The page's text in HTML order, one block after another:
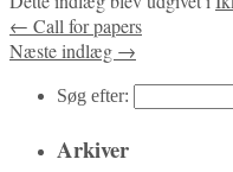
← Call for papers
Næste indlæg →
Søg efter:
Arkiver